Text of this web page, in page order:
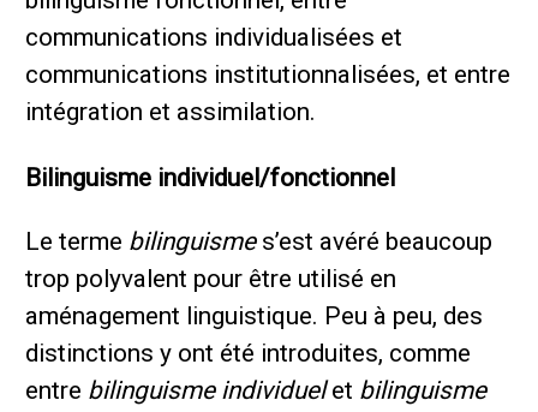
communications individualisées et
communications institutionnalisées, et entre
intégration et assimilation.
Bilinguisme individuel/fonctionnel
Le terme bilinguismes’est avéré beaucoup
trop polyvalent pour être utilisé en
aménagement linguistique. Peu à peu, des
distinctions y ont été introduites, comme
entre bilinguisme individuelet bilinguisme